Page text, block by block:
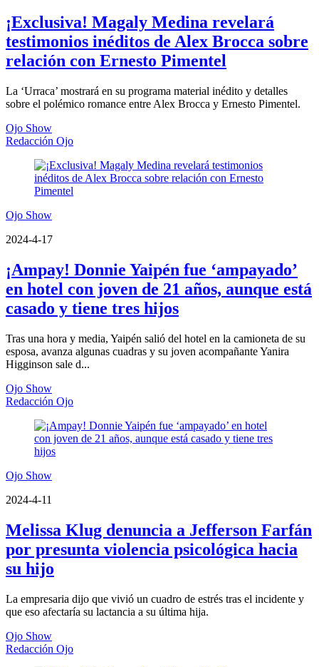
¡Exclusiva! Magaly Medina revelará
testimonios inéditos de Alex Brocca sobre
relación con Ernesto Pimentel
La ‘Urraca’ mostrará en su programa material inédito y detalles
sobre el polémico romance entre Alex Brocca y Ernesto Pimentel.
Ojo Show
Redacción Ojo
Ojo Show
2024-4-17
¡Ampay! Donnie Yaipén fue ‘ampayado’
en hotel con joven de 21 años, aunque está
casado y tiene tres hijos
Tras una hora y media, Yaipén salió del hotel en la camioneta de su
esposa, avanza algunas cuadras y su joven acompañante Yanira
Higginson sale d...
Ojo Show
Redacción Ojo
Ojo Show
2024-4-11
Melissa Klug denuncia a Jefferson Farfán
por presunta violencia psicológica hacia
su hijo
La empresaria dijo que vivió un cuadro de estrés tras el incidente y
que eso afectaría su lactancia a su última hija.
Ojo Show
Redacción Ojo